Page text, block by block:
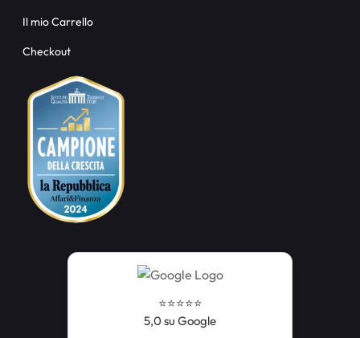
Il mio Carrello
Checkout
⭐️⭐️⭐️⭐️⭐️
5,0 su Google